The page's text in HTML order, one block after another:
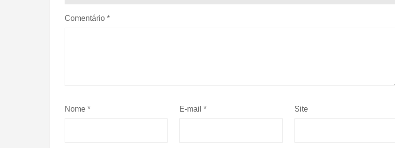
Comentário *
Nome * E-mail* Site